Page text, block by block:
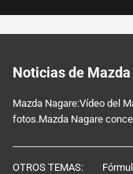
Noticias de
Mazda Nagare:Vídeo del
fotos.Mazda Nagare
OTROS TEMAS: